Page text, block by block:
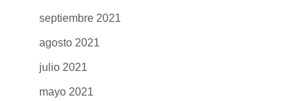
septiembre 2021
agosto 2021
julio 2021
mayo 2021